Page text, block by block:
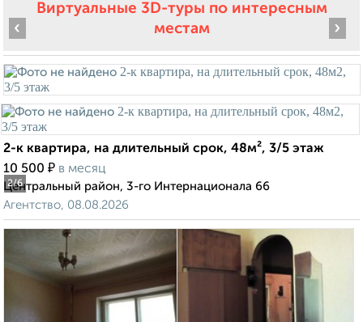
Виртуальные 3D-туры по интересным
местам
2/6
‹ ›
2-к квартира, на длительный срок, 48м², 3/5 этаж
10 500 ₽ в месяц
Центральный район, 3-го Интернационала 66
Агентство, 08.08.2026